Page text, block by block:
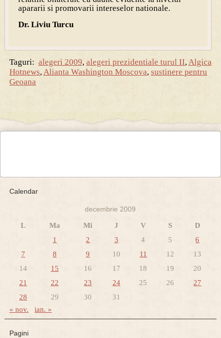
apararii si promovarii intereselor nationale.
Dr. Liviu Turcu
Taguri: alegeri 2009, alegeri prezidentiale turul II,Algica
Hotnews,Alianta Washington Moscova, sustinere pentru
Geoana
Calendar
decembrie 2009
L Ma Mi J V S
D
1
2 3 4 5
6
7
8 9 10 11 12
13
14
15 16 17 18 19
20
21
22 23 24 25 26
27
28
29 30 31
« nov. ian. »
Pagini